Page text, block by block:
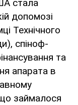
стала
допомозі
Технічного
спіноф-
та
апарата в
займалося